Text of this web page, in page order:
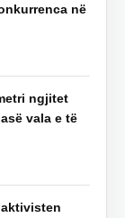
në
ngjitet
vala e të